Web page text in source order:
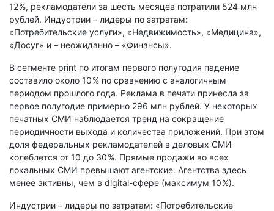
12 %, рекламодатели за шесть месяцев потратили 524 млн
рублей. Индустрии – лидеры по затратам:
«Потребительские услуги», «Недвижимость», «Медицина»,
«Досуг» и – неожиданно – «Финансы».
В сегменте print по итогам первого полугодия падение
составило около 10 % по сравнению с аналогичным
периодом прошлого года. Реклама в печати принесла за
первое полугодие примерно 296 млн рублей. У некоторых
печатных СМИ наблюдается тренд на сокращение
периодичности выхода и количества приложений. При этом
доля федеральных рекламодателей в деловых СМИ
колеблется от 10 до 30 %. Прямые продажи во всех
локальных СМИ превышают агентские. Агентства здесь
менее активны, чем в digital-сфере (максимум 10 %).
Индустрии – лидеры по затратам: «Потребительские